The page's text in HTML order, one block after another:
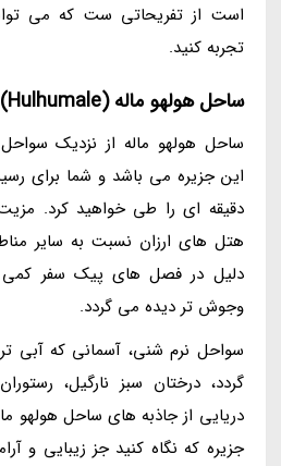
است از تفریحاتی ست که می
تجربه کنید.
ساحل هولهو ماله (Hulhumale)
ساحل هولهو ماله از نزدیک سواحل
دقیقه ای را طی خواهید کرد.
هتل های ارزان نسبت به سایر
دلیل در فصل های پیک سفر کمی
وجوش تر دیده می گردد.
سواحل نرم شنی، آسمانی که آبی
گردد، درختان سبز نارگیل،
دریایی از جاذبه های ساحل هولهو
جزیره که نگاه کنید جز زیبایی و